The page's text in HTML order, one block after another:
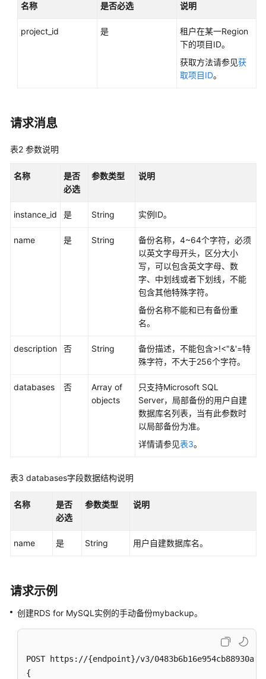
指
性
能
白
皮
书
参
障
助
产
语
多
文
档
指
名称 是否必选 说明
project_id 是
租户在某一Region
下的项目ID。
获取方法请参见获
取项目ID。
请求消息
表2 参数说明
名称
是否
必选
参数类型 说明
instance_id 是 String 实例ID。
name 是 String
备份名称，4~64个字符，必须
以英文字母开头，区分大小
写，可以包含英文字母、数
字、中划线或者下划线，不能
包含其他特殊字符。
备份名称不能和已有备份重
名。
description 否 String
备份描述，不能包含>!<"&'=特
殊字符，不大于256个字符。
databases 否
Array of
objects
只支持Microsoft SQL
Server，局部备份的用户自建
数据库名列表，当有此参数时
以局部备份为准。
详情请参见表3。
表3 databases字段数据结构说明
名称
是否
必选
参数类型 说明
name 是 String 用户自建数据库名。
请求示例
创建RDS for MySQL实例的手动备份mybackup。
POST https://{endpoint}/v3/
{